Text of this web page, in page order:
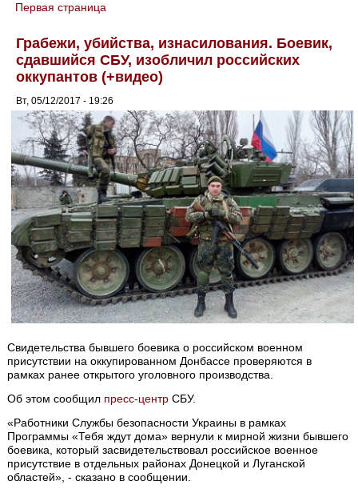
You are here
Первая страница
Грабежи, убийства, изнасилования. Боевик,
сдавшийся СБУ, изобличил российских
оккупантов (+видео)
Вт, 05/12/2017 - 19:26
Свидетельства бывшего боевика о российском военном
присутствии на оккупированном Донбассе проверяются в
рамках ранее открытого уголовного производства.
Об этом сообщил пресс-центр СБУ.
«Работники Службы безопасности Украины в рамках
Программы «Тебя ждут дома» вернули к мирной жизни бывшего
боевика, который засвидетельствовал российское военное
присутствие в отдельных районах Донецкой и Луганской
областей», - сказано в сообщении.